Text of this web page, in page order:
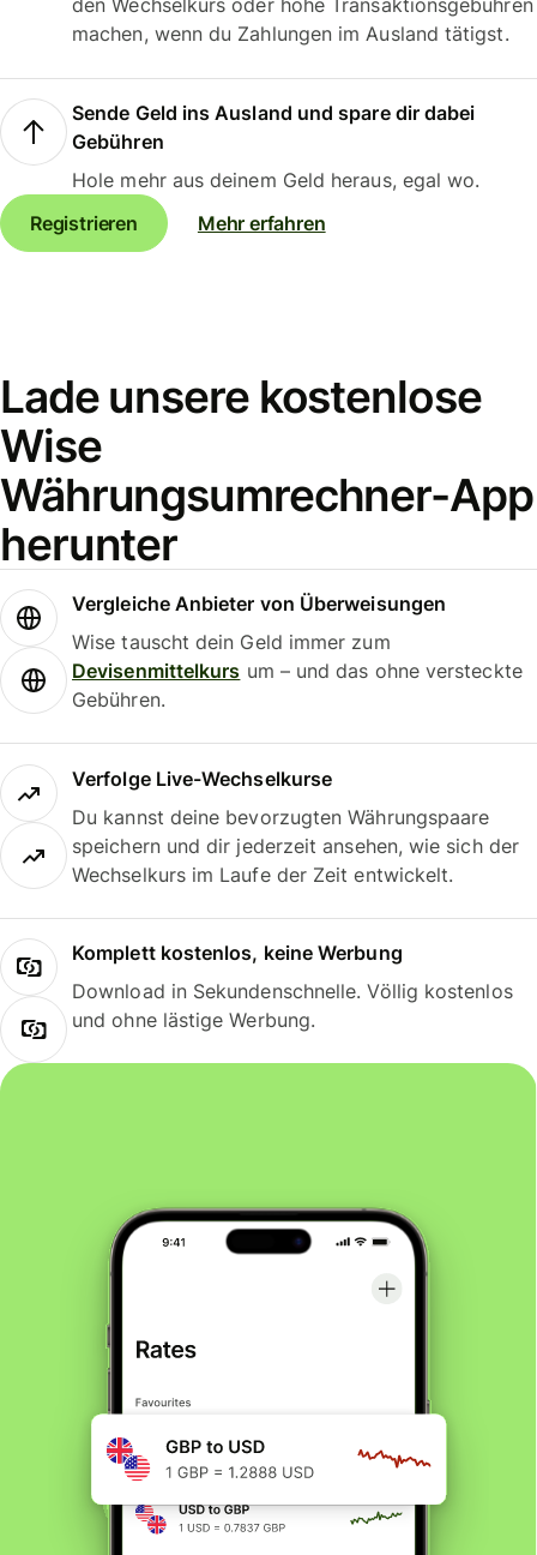
den Wechselkurs oder hohe Transaktionsgebühren
machen, wenn du Zahlungen im Ausland tätigst.
Sende Geld ins Ausland und spare dir dabei
Gebühren
Hole mehr aus deinem Geld heraus, egal wo.
Registrieren
Mehr erfahren
Lade unsere kostenlose
Wise
Währungsumrechner-App
herunter
Vergleiche Anbieter von Überweisungen
Wise tauscht dein Geld immer zum
Devisenmittelkurs um – und das ohne versteckte
Gebühren.
Verfolge Live-Wechselkurse
Du kannst deine bevorzugten Währungspaare
speichern und dir jederzeit ansehen, wie sich der
Wechselkurs im Laufe der Zeit entwickelt.
Komplett kostenlos, keine Werbung
Download in Sekundenschnelle. Völlig kostenlos
und ohne lästige Werbung.